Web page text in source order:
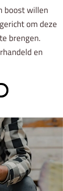
boost willen
om deze
brengen.
en